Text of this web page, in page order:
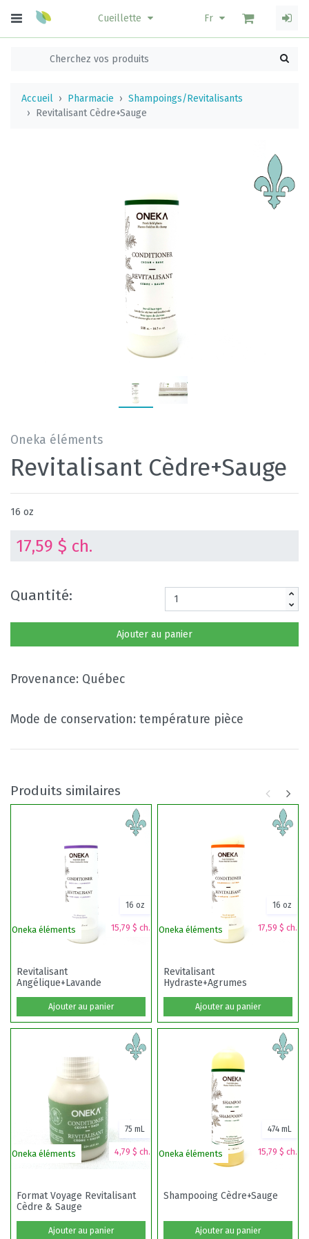
Cueillette Fr
Accueil Pharmacie
Shampoings/Revitalisants
Revitalisant Cèdre+Sauge
Oneka éléments
Revitalisant Cèdre+Sauge
16 oz
17,59 $ ch.
Quantité:
Ajouter au panier
Provenance: Québec
Mode de conservation: température pièce
Produits similaires
Oneka éléments 15,79 $ ch.
16 oz
Revitalisant
Angélique+Lavande
Ajouter au panier
Oneka éléments 17,59 $ ch.
16 oz
Revitalisant
Hydraste+Agrumes
Ajouter au panier
Oneka éléments 4,79 $ ch.
75 mL
Format Voyage Revitalisant
Cèdre & Sauge
Ajouter au panier
Oneka éléments 15,79 $ ch.
474 mL
Shampooing Cèdre+Sauge
Ajouter au panier